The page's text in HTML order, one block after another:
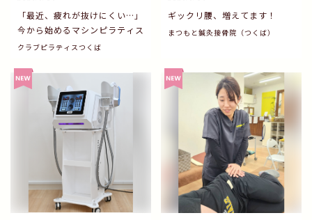
「最近、疲れが抜けにくい…」
今から始めるマシンピラティス
クラブピラティスつくば
ギックリ腰、増えてます！
まつもと鍼灸接骨院（つくば）